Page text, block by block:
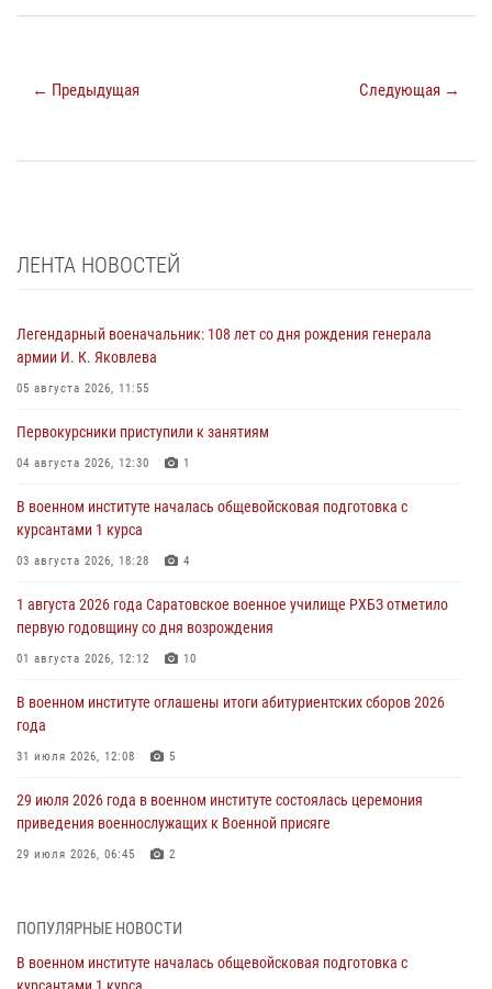
← Предыдущая Следующая →
ЛЕНТА НОВОСТЕЙ
Легендарный военачальник: 108 лет со дня рождения генерала
армии И. К. Яковлева
05 августа 2026, 11:55
Первокурсники приступили к занятиям
04 августа 2026, 12:30 1
В военном институте началась общевойсковая подготовка с
курсантами 1 курса
03 августа 2026, 18:28 4
1 августа 2026 года Саратовское военное училище РХБЗ отметило
первую годовщину со дня возрождения
01 августа 2026, 12:12 10
В военном институте оглашены итоги абитуриентских сборов 2026
года
31 июля 2026, 12:08 5
29 июля 2026 года в военном институте состоялась церемония
приведения военнослужащих к Военной присяге
29 июля 2026, 06:45 2
экзамен по вождению
ПОПУЛЯРНЫЕ НОВОСТИ
В военном институте началась общевойсковая подготовка с